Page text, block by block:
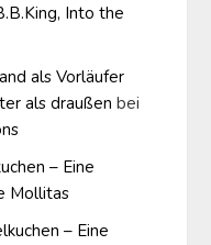
Into the
als Vorläufer
als draußen bei
– Eine
Mollitas
– Eine